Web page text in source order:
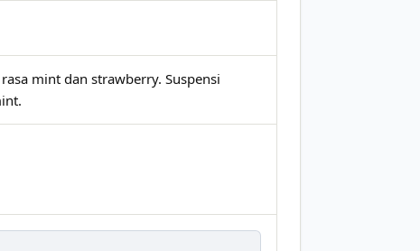
mint dan strawberry. Suspensi